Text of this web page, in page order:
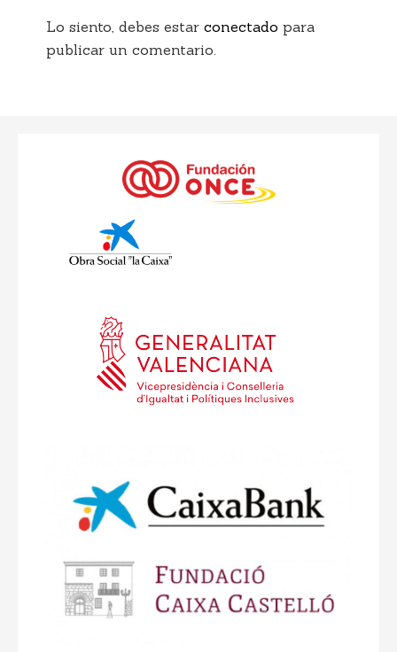
Lo siento, debes estar conectado para
publicar un comentario.